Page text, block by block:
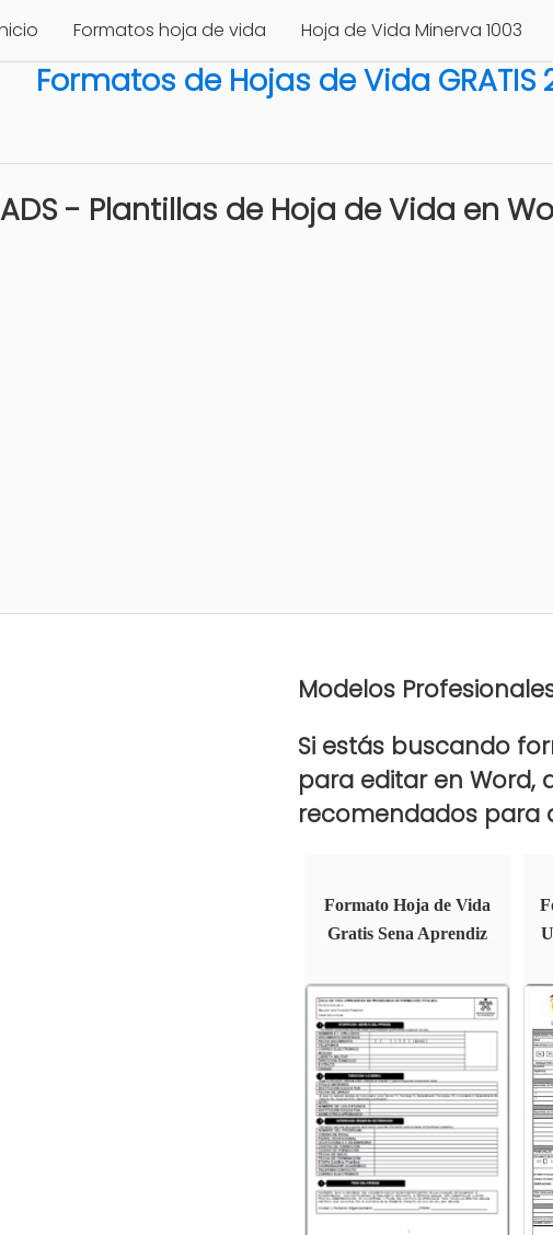
Formatos de Hojas de Vida
Formatos hoja de vida Hoja de Vida Minerva 1003
ADS - Plantillas de Hoja de Vida en
Modelos
Si estás buscando
para editar en Word,
recomendados para
Formato Hoja de Vida
Gratis Sena Aprendiz